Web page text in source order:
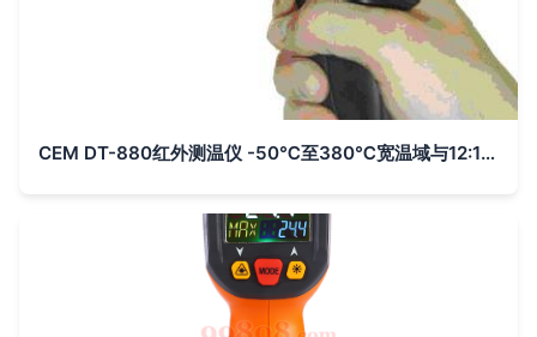
CEM DT-880红外测温仪 -50℃至380℃宽温域与12:1距离系数比的专业解析